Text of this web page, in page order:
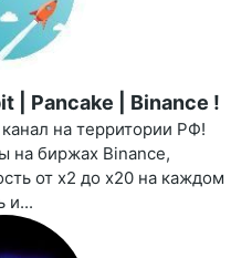
| Pancake | Binance !
на территории РФ!
на биржах Binance,
от х2 до х20 на каждом
и...